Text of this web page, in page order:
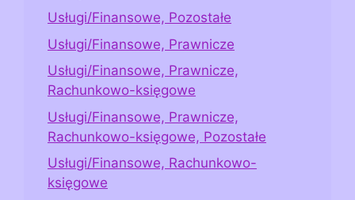
Usługi/Finansowe, Pozostałe
Usługi/Finansowe, Prawnicze
Usługi/Finansowe, Prawnicze,
Rachunkowo-księgowe
Usługi/Finansowe, Prawnicze,
Rachunkowo-księgowe, Pozostałe
Usługi/Finansowe, Rachunkowo-
księgowe